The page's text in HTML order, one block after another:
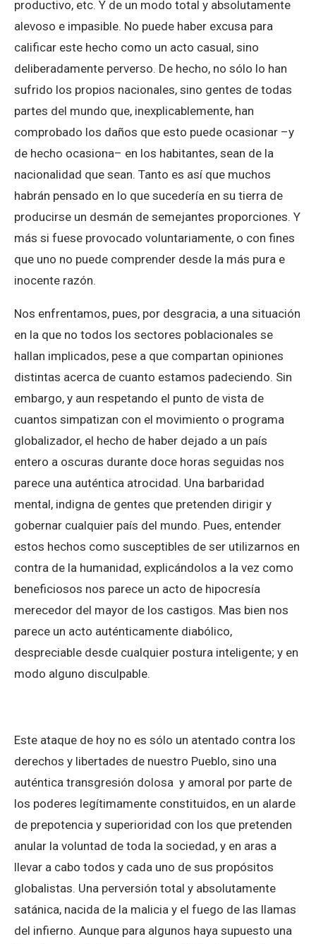
productivo, etc. Y de un modo total y absolutamente
alevoso e impasible. No puede haber excusa para
calificar este hecho como un acto casual, sino
deliberadamente perverso. De hecho, no sólo lo han
sufrido los propios nacionales, sino gentes de todas
partes del mundo que, inexplicablemente, han
comprobado los daños que esto puede ocasionar –y
de hecho ocasiona– en los habitantes, sean de la
nacionalidad que sean. Tanto es así que muchos
habrán pensado en lo que sucedería en su tierra de
producirse un desmán de semejantes proporciones. Y
más si fuese provocado voluntariamente, o con fines
que uno no puede comprender desde la más pura e
inocente razón.
Nos enfrentamos, pues, por desgracia, a una situación
en la que no todos los sectores poblacionales se
hallan implicados, pese a que compartan opiniones
distintas acerca de cuanto estamos padeciendo. Sin
embargo, y aun respetando el punto de vista de
cuantos simpatizan con el movimiento o programa
globalizador, el hecho de haber dejado a un país
entero a oscuras durante doce horas seguidas nos
parece una auténtica atrocidad. Una barbaridad
mental, indigna de gentes que pretenden dirigir y
gobernar cualquier país del mundo. Pues, entender
estos hechos como susceptibles de ser utilizarnos en
contra de la humanidad, explicándolos a la vez como
beneficiosos nos parece un acto de hipocresía
merecedor del mayor de los castigos. Mas bien nos
parece un acto auténticamente diabólico,
despreciable desde cualquier postura inteligente; y en
modo alguno disculpable.
Este ataque de hoy no es sólo un atentado contra los
derechos y libertades de nuestro Pueblo, sino una
auténtica transgresión dolosa y amoral por parte de
los poderes legítimamente constituidos, en un alarde
de prepotencia y superioridad con los que pretenden
anular la voluntad de toda la sociedad, y en aras a
llevar a cabo todos y cada uno de sus propósitos
globalistas. Una perversión total y absolutamente
satánica, nacida de la malicia y el fuego de las llamas
del infierno. Aunque para algunos haya supuesto una